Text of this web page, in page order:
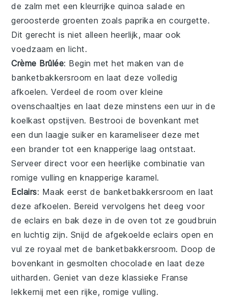
de zalm met een kleurrijke quinoa salade en
geroosterdegroenten zoals paprika encourgette.
Dit gerecht is niet alleen heerlijk, maar ook
voedzaam en licht.
Crème Brûlée: Begin met het maken van de
banketbakkersroom en laat deze volledig
afkoelen. Verdeel de room over kleine
ovenschaaltjes en laat deze minstens een uur in de
koelkast opstijven. Bestrooi de bovenkant met
een dun laagje suiker en karameliseer deze met
een brander tot een knapperige laag ontstaat.
Serveer direct voor een heerlijke combinatie van
romige vulling en knapperige karamel.
Eclairs: Maak eerst de banketbakkersroom en laat
deze afkoelen. Bereid vervolgens het deeg voor
de eclairs en bak deze in de oven tot ze goudbruin
en luchtig zijn. Snijd de afgekoelde eclairs open en
vul ze royaal met de banketbakkersroom. Doop de
bovenkant in gesmolten chocolade en laat deze
uitharden. Geniet van deze klassieke Franse
lekkernij met een rijke, romige vulling.